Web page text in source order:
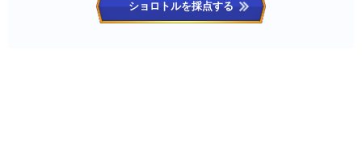
ショロトルを採点する